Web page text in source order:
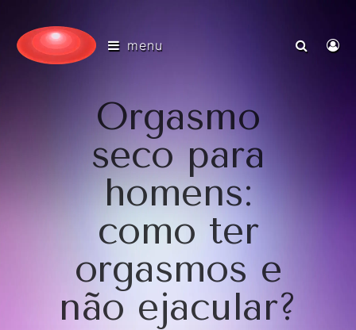
menu
Orgasmo
seco para
homens:
como ter
orgasmos e
não ejacular?